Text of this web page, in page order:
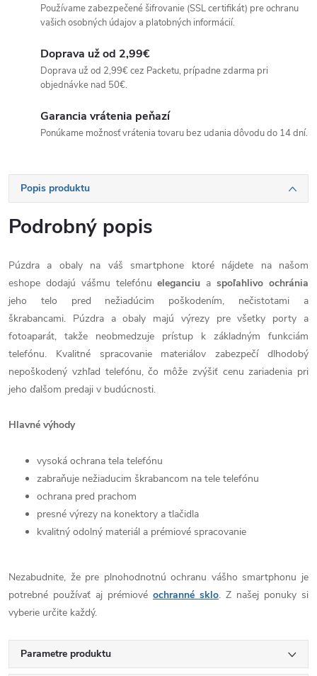
Používame zabezpečené šifrovanie (SSL certifikát) pre ochranu
vašich osobných údajov a platobných informácií.
Doprava už od 2,99€
Doprava už od 2,99€ cez Packetu, prípadne zdarma pri
objednávke nad 50€.
Garancia vrátenia peňazí
Ponúkame možnosť vrátenia tovaru bez udania dôvodu do 14 dní.
Popis produktu
Podrobný popis
Púzdra a obaly na váš smartphone ktoré nájdete na našom
eshope dodajú vášmu telefónueleganciu aspoľahlivo ochránia
jeho telo pred nežiadúcim poškodením, nečistotami a
škrabancami. Púzdra a obaly majú výrezy pre všetky porty a
fotoaparát, takže neobmedzuje prístup k základným funkciám
telefónu. Kvalitné spracovanie materiálov zabezpečí dlhodobý
nepoškodený vzhľad telefónu, čo môže zvýšiť cenu zariadenia pri
jeho ďalšom predaji v budúcnosti.
Hlavné výhody
vysoká ochrana tela telefónu
zabraňuje nežiaducim škrabancom na tele telefónu
ochrana pred prachom
presné výrezy na konektory a tlačidla
kvalitný odolný materiál a prémiové spracovanie
Nezabudnite, že pre plnohodnotnú ochranu vášho smartphonu je
potrebné používať aj prémiové ochranné sklo. Z našej ponuky si
vyberie určite každý.
Parametre produktu